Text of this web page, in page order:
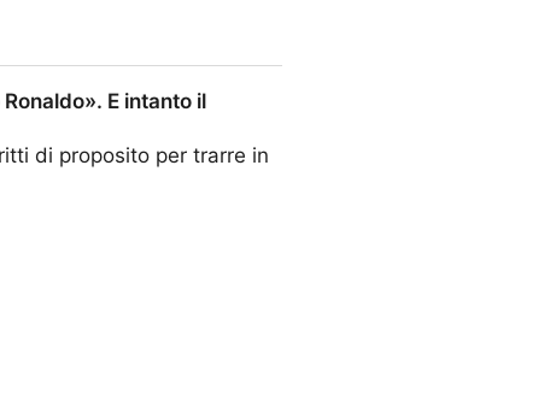
E intanto il
di proposito per trarre in